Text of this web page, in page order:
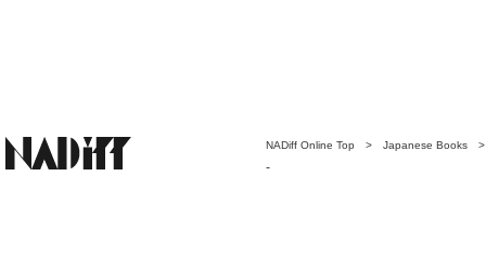
NADiff Online Top > Japanese Books
-